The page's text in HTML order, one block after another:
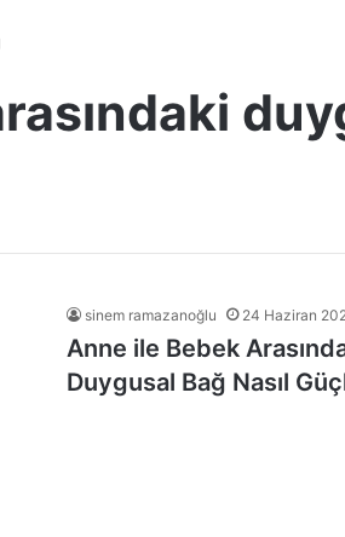
sinem ramazanoğlu 24 Haziran
Anne ile Bebek
Duygusal Bağ Nasıl